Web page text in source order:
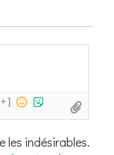
les indésirables.